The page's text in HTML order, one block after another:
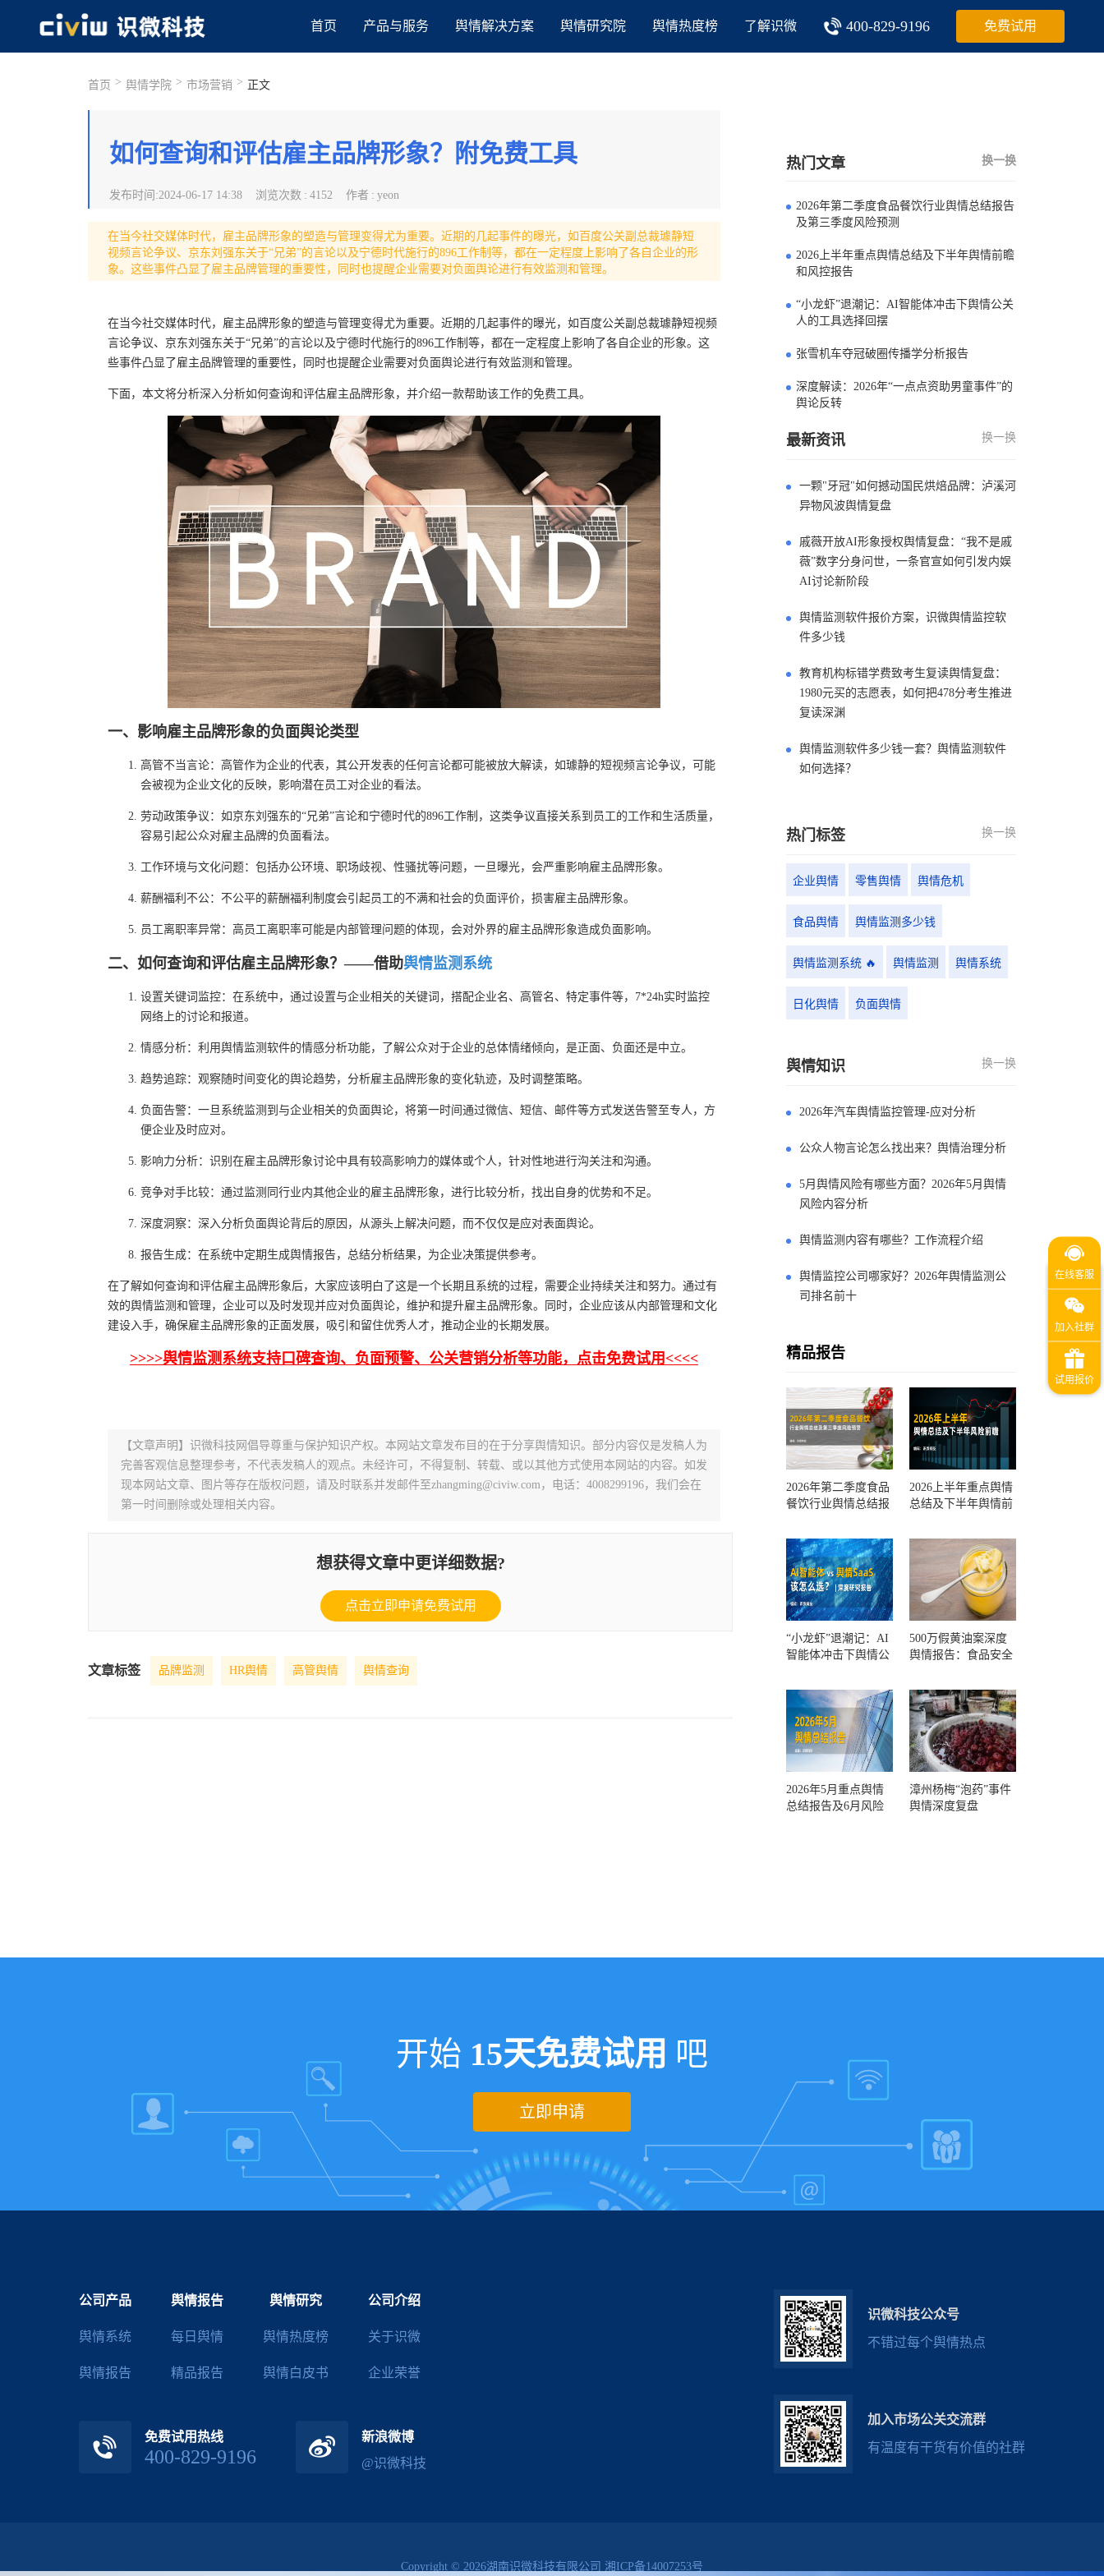
首页 产品与服务 舆情解决方案 舆情研究院 舆情热度榜 了解识微 400-829-9196 免费试用
首页 > 舆情学院 > 市场营销 > 正文
如何查询和评估雇主品牌形象？附免费工具
发布时间 :2024-06-17 14:38 浏览次数 : 4152 作者 : yeon
在当今社交媒体时代，雇主品牌形象的塑造与管理变得尤为重要。近期的几起事件的曝光，如百度公关副总裁璩静短
视频言论争议、京东刘强东关于“兄弟”的言论以及宁德时代施行的896工作制等，都在一定程度上影响了各自企业的形
象。这些事件凸显了雇主品牌管理的重要性，同时也提醒企业需要对负面舆论进行有效监测和管理。
在当今社交媒体时代，雇主品牌形象的塑造与管理变得尤为重要。近期的几起事件的曝光，如百度公关副总裁璩静短视频
言论争议、京东刘强东关于“兄弟”的言论以及宁德时代施行的896工作制等，都在一定程度上影响了各自企业的形象。这
些事件凸显了雇主品牌管理的重要性，同时也提醒企业需要对负面舆论进行有效监测和管理。
下面，本文将分析深入分析如何查询和评估雇主品牌形象，并介绍一款帮助该工作的免费工具。
一、影响雇主品牌形象的负面舆论类型
高管不当言论：高管作为企业的代表，其公开发表的任何言论都可能被放大解读，如璩静的短视频言论争议，可能
会被视为企业文化的反映，影响潜在员工对企业的看法。
劳动政策争议：如京东刘强东的“兄弟”言论和宁德时代的896工作制，这类争议直接关系到员工的工作和生活质量，
容易引起公众对雇主品牌的负面看法。
工作环境与文化问题：包括办公环境、职场歧视、性骚扰等问题，一旦曝光，会严重影响雇主品牌形象。
薪酬福利不公：不公平的薪酬福利制度会引起员工的不满和社会的负面评价，损害雇主品牌形象。
员工离职率异常：高员工离职率可能是内部管理问题的体现，会对外界的雇主品牌形象造成负面影响。
二、如何查询和评估雇主品牌形象？——借助舆情监测系统
设置关键词监控：在系统中，通过设置与企业相关的关键词，搭配企业名、高管名、特定事件等，7*24h实时监控
网络上的讨论和报道。
情感分析：利用舆情监测软件的情感分析功能，了解公众对于企业的总体情绪倾向，是正面、负面还是中立。
趋势追踪：观察随时间变化的舆论趋势，分析雇主品牌形象的变化轨迹，及时调整策略。
负面告警：一旦系统监测到与企业相关的负面舆论，将第一时间通过微信、短信、邮件等方式发送告警至专人，方
便企业及时应对。
影响力分析：识别在雇主品牌形象讨论中具有较高影响力的媒体或个人，针对性地进行沟关注和沟通。
竞争对手比较：通过监测同行业内其他企业的雇主品牌形象，进行比较分析，找出自身的优势和不足。
深度洞察：深入分析负面舆论背后的原因，从源头上解决问题，而不仅仅是应对表面舆论。
报告生成：在系统中定期生成舆情报告，总结分析结果，为企业决策提供参考。
在了解如何查询和评估雇主品牌形象后，大家应该明白了这是一个长期且系统的过程，需要企业持续关注和努力。通过有
效的舆情监测和管理，企业可以及时发现并应对负面舆论，维护和提升雇主品牌形象。同时，企业应该从内部管理和文化
建设入手，确保雇主品牌形象的正面发展，吸引和留住优秀人才，推动企业的长期发展。
>>>>舆情监测系统支持口碑查询、负面预警、公关营销分析等功能，点击免费试用<<<<
【文章声明】识微科技网倡导尊重与保护知识产权。本网站文章发布目的在于分享舆情知识。部分内容仅是发稿人为
完善客观信息整理参考，不代表发稿人的观点。未经许可，不得复制、转载、或以其他方式使用本网站的内容。如发
现本网站文章、图片等存在版权问题，请及时联系并发邮件至zhangming@civiw.com，电话：4008299196，我们会在
第一时间删除或处理相关内容。
想获得文章中更详细数据?
点击立即申请免费试用
文章标签 品牌监测 HR舆情 高管舆情 舆情查询
热门文章 换一换
2026年第二季度食品餐饮行业舆情总结报告
及第三季度风险预测
2026上半年重点舆情总结及下半年舆情前瞻
和风控报告
“小龙虾”退潮记：AI智能体冲击下舆情公关
人的工具选择回摆
张雪机车夺冠破圈传播学分析报告
深度解读：2026年“一点点资助男童事件”的
舆论反转
最新资讯 换一换
一颗"牙冠"如何撼动国民烘焙品牌：泸溪河
异物风波舆情复盘
戚薇开放AI形象授权舆情复盘：“我不是戚
薇”数字分身问世，一条官宣如何引发内娱
AI讨论新阶段
舆情监测软件报价方案，识微舆情监控软
件多少钱
教育机构标错学费致考生复读舆情复盘：
1980元买的志愿表，如何把478分考生推进
复读深渊
舆情监测软件多少钱一套？舆情监测软件
如何选择？
热门标签 换一换
企业舆情 零售舆情 舆情危机
食品舆情 舆情监测多少钱
舆情监测系统 🔥 舆情监测 舆情系统
日化舆情 负面舆情
舆情知识 换一换
2026年汽车舆情监控管理-应对分析
公众人物言论怎么找出来？舆情治理分析
5月舆情风险有哪些方面？2026年5月舆情
风险内容分析
舆情监测内容有哪些？工作流程介绍
舆情监控公司哪家好？2026年舆情监测公
司排名前十
精品报告
2026年第二季度食品
餐饮行业舆情总结报
测
2026上半年重点舆情
总结及下半年舆情前
“小龙虾”退潮记：AI
智能体冲击下舆情公
500万假黄油案深度
舆情报告：食品安全
一环？
2026年5月重点舆情
总结报告及6月风险
漳州杨梅“泡药”事件
舆情深度复盘
开始 15天免费试用 吧
立即申请
公司产品
舆情系统
舆情报告
舆情报告
每日舆情
精品报告
舆情研究
舆情热度榜
舆情白皮书
公司介绍
关于识微
企业荣誉
免费试用热线
400-829-9196
新浪微博
@识微科技
识微科技公众号
不错过每个舆情热点
加入市场公关交流群
有温度有干货有价值的社群
Copyright © 2026湖南识微科技有限公司 湘ICP备14007253号